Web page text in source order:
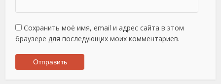
Сохранить моё имя, email и адрес сайта в этом
браузере для последующих моих комментариев.